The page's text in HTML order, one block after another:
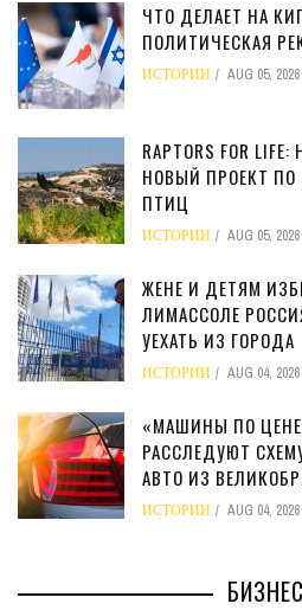
ЧТО ДЕЛАЕТ НА
ПОЛИТИЧЕСКАЯ
ИСТОРИИ AUG 05, 2026
RAPTORS FOR
НОВЫЙ ПРОЕКТ
ПТИЦ
ИСТОРИИ AUG 05, 2026
ЖЕНЕ И ДЕТЯМ
ЛИМАССОЛЕ
УЕХАТЬ ИЗ ГОРОДА
ИСТОРИИ AUG 04, 2026
«МАШИНЫ ПО
РАССЛЕДУЮТ
АВТО ИЗ
ИСТОРИИ AUG 04, 2026
БИЗНЕС